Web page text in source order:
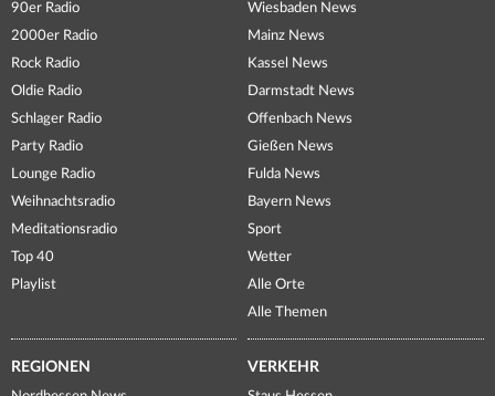
90er Radio
2000er Radio
Rock Radio
Oldie Radio
Schlager Radio
Party Radio
Lounge Radio
Weihnachtsradio
Meditationsradio
Top 40
Playlist
Wiesbaden News
Mainz News
Kassel News
Darmstadt News
Offenbach News
Gießen News
Fulda News
Bayern News
Sport
Wetter
Alle Orte
Alle Themen
REGIONEN VERKEHR